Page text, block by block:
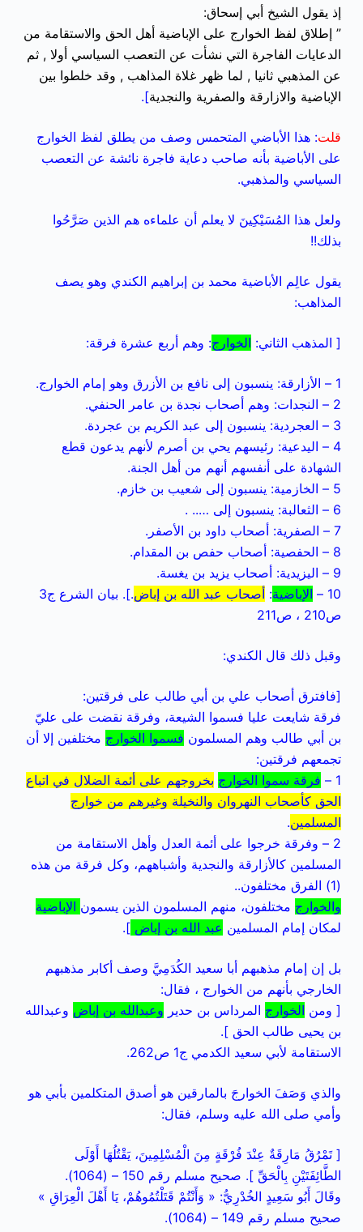
إذ يقول الشيخ أبي إسحاق:
” إطلاق لفظ الخوارج على الإباضية أهل الحق والاستقامة من
الدعايات الفاجرة التي نشأت عن التعصب السياسي أولا , ثم
عن المذهبي ثانيا , لما ظهر غلاة المذاهب , وقد خلطوا بين
الإباضية والازارقة والصفرية والنجدية].
قلت: هذا الأباضي المتحمس وصف من يطلق لفظ الخوارج
على الأباضية بأنه صاحب دعاية فاجرة نائشة عن التعصب
السياسي والمذهبي.
ولعل هذا المُسَيْكِينَ لا يعلم أن علماءه هم الذين صَرَّحُوا
بذلك!!
يقول عالِم الأباضية محمد بن إبراهيم الكندي وهو يصف
المذاهب:
[ المذهب الثاني: الخوارج: وهم أربع عشرة فرقة:
1 – الأزارقة: ينسبون إلى نافع بن الأزرق وهو إمام الخوارج.
2 – النجدات: وهم أصحاب نجدة بن عامر الحنفي.
3 – العجردية: ينسبون إلى عبد الكريم بن عجردة.
4 – اليدعية: رئيسهم يحي بن أصرم لأنهم يدعون قطع
الشهادة على أنفسهم أنهم من أهل الجنة.
5 – الخازمية: ينسبون إلى شعيب بن خازم.
6 – الثعالبة: ينسبون إلى ….. .
7 – الصفرية: أصحاب داود بن الأصفر.
8 – الحفصية: أصحاب حفص بن المقدام.
9 – اليزيدية: أصحاب يزيد بن يغسة.
10 –
الإباضية: أصحاب عبد الله بن إباض
.]. بيان الشرع ج3
ص210 ، ص211
وقبل ذلك قال الكندي:
[فافترق أصحاب علي بن أبي طالب على فرقتين:
فرقة شايعت عليا فسموا الشيعة، وفرقة نقضت على عليّ
بن أبي طالب وهم المسلمون فسموا الخوارج مختلفين إلا أن
تجمعهم فرقتين:
1 –
فرقة سموا الخوارج بخروجهم على أئمة الضلال في اتباع
الحق كأصحاب النهروان والنخيلة وغيرهم من خوارج
المسلمين.
2 – وفرقة خرجوا على أئمة العدل وأهل الاستقامة من
المسلمين كالأزارقة والنجدية وأشباههم، وكل فرقة من هذه
(1) الفرق مختلفون..
والخوارج مختلفون، منهم المسلمون الذين يسمون الإباضية
لمكان إمام المسلمين عبد الله بن إباض ].
بل إن إمام مذهبهم أبا سعيد الكُدَمِيَّ وصف أكابر مذهبهم
الخارجي بأنهم من الخوارج ، فقال:
[ ومن الخوارج المرداس بن حدير وعبدالله بن إباض وعبدالله
بن يحيى طالب الحق ].
الاستقامة لأبي سعيد الكدمي ج1 ص262.
والذي وَصَفَ الخوارجَ بالمارقين هو أصدق المتكلمين بأبي هو
وأمي صلى الله عليه وسلم، فقال:
[ تَمْرُقُ مَارِقَةٌ عِنْدَ فُرْقَةٍ مِنَ الْمُسْلِمِينَ، يَقْتُلُهَا أَوْلَى
الطَّائِفَتَيْنِ بِالْحَقِّ ]. صحيح مسلم رقم 150 – (1064).
وقَالَ أَبُو سَعِيدٍ الخُدْرِيُّ: « وَأَنْتُمْ قَتَلْتُمُوهُمْ، يَا أَهْلَ الْعِرَاقِ »
صحيح مسلم رقم 149 – (1064).